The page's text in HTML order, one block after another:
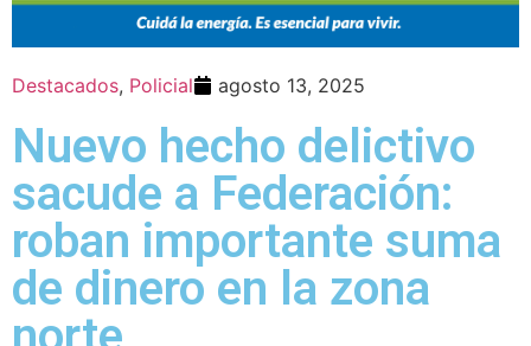
Destacados, Policial agosto 13, 2025
Nuevo hecho delictivo
sacude a Federación:
roban importante suma
de dinero en la zona